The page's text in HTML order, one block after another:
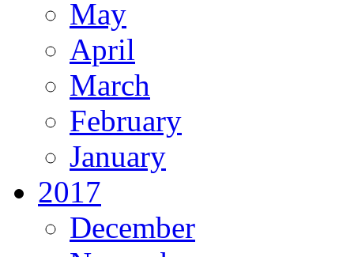
May
April
March
February
January
2017
December